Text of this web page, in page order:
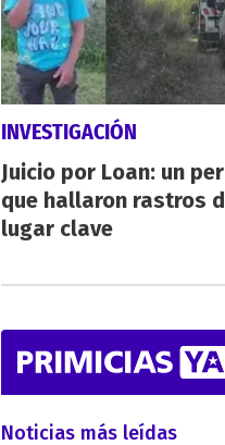
INVESTIGACIÓN
Juicio por Loan: un
que hallaron rastros
lugar clave
Noticias más leídas